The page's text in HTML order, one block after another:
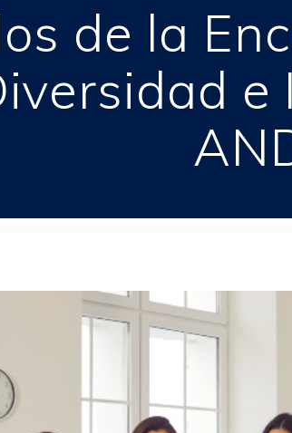
de la